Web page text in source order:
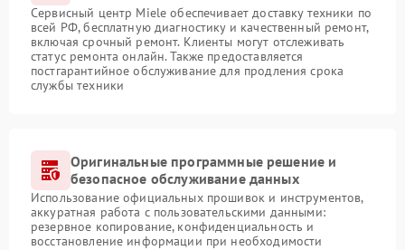
Сервисный центр Miele обеспечивает доставку техники по
всей РФ, бесплатную диагностику и качественный ремонт,
включая срочный ремонт. Клиенты могут отслеживать
статус ремонта онлайн. Также предоставляется
постгарантийное обслуживание для продления срока
службы техники
Оригинальные программные решение и
безопасное обслуживание данных
Использование официальных прошивок и инструментов,
аккуратная работа с пользовательскими данными:
резервное копирование, конфиденциальность и
восстановление информации при необходимости